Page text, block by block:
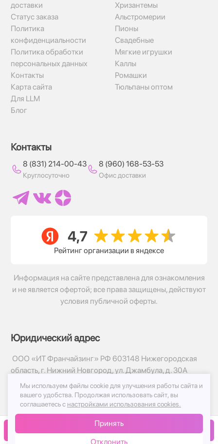
В корзину
доставки
Статус заказа
Политика
конфиденциальности
Политика обработки
персональных данных
Контакты
Карта сайта
Для LLM
Блог
Хризантемы
Альстромерии
Пионы
Свадебные
Мягкие игрушки
Каллы
Ромашки
Тюльпаны оптом
Контакты
8 (831) 214-00-43
Круглосуточно
8 (960) 168-53-53
Офис доставки
Рейтинг организации в яндексе
Информация на сайте представлена для ознакомления
и не является офертой; все права защищены, действуют
условия публичной оферты.
Юридический адрес
ООО «ИТ Франчайзинг» РФ 603148 Нижегородская
область, г. Нижний Новгород, ул. Джамбула, д. 30А
© 2017-2026г, База Цветов 24.ру
Политика конфиденциальности
Публичная оферта
Мы используем файлы cookie для улучшения работы сайта и
вашего удобства. Продолжая использовать сайт, вы
соглашаетесь с настройками использования cookies.
Принять
Отклонить